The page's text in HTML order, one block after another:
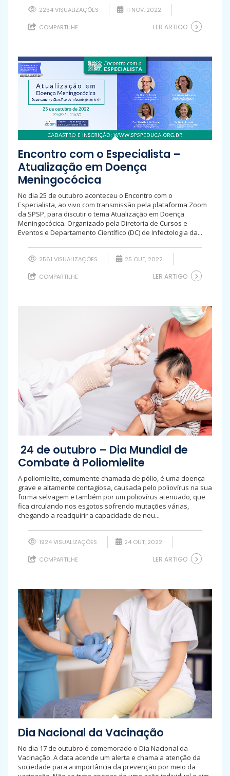
2234 VISUALIZAÇÕES 11 NOV, 2022
COMPARTILHE LER ARTIGO
Encontro com o Especialista –
Atualização em Doença
Meningocócica
No dia 25 de outubro aconteceu o Encontro com o
Especialista, ao vivo com transmissão pela plataforma Zoom
da SPSP, para discutir o tema Atualização em Doença
Meningocócica. Organizado pela Diretoria de Cursos e
Eventos e Departamento Científico (DC) de Infectologia da...
2561 VISUALIZAÇÕES 25 OUT, 2022
COMPARTILHE LER ARTIGO
24 de outubro – Dia Mundial de
Combate à Poliomielite
A poliomielite, comumente chamada de pólio, é uma doença
grave e altamente contagiosa, causada pelo poliovírus na sua
forma selvagem e também por um poliovírus atenuado, que
fica circulando nos esgotos sofrendo mutações várias,
chegando a readquirir a capacidade de neu...
1924 VISUALIZAÇÕES 24 OUT, 2022
COMPARTILHE LER ARTIGO
Dia Nacional da Vacinação
No dia 17 de outubro é comemorado o Dia Nacional da
Vacinação. A data acende um alerta e chama a atenção da
sociedade para a importância da prevenção por meio da